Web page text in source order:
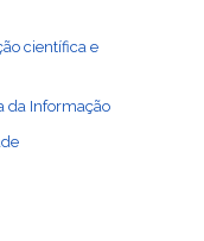
científica e
da Informação